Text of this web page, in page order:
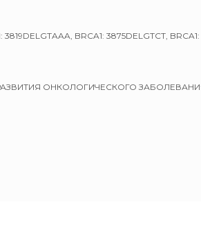
BRCA1: 3875DELGTCT,
ОНКОЛОГИЧЕСКОГО